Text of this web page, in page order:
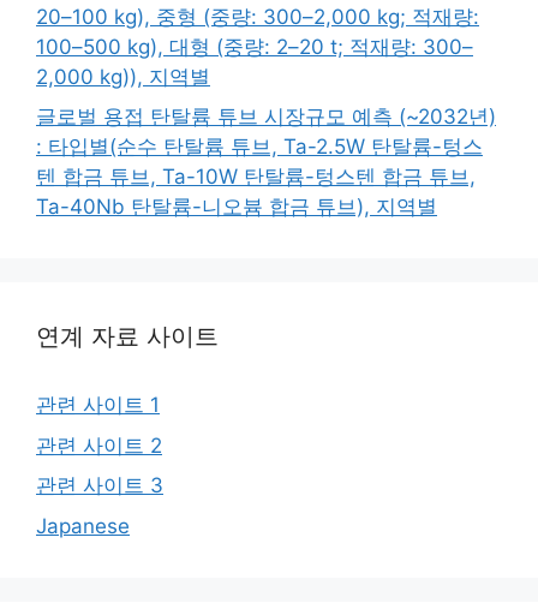
20–100 kg), 중형 (중량: 300–2,000 kg; 적재량:
100–500 kg), 대형 (중량: 2–20 t; 적재량: 300–
2,000 kg)), 지역별
글로벌 용접 탄탈륨 튜브 시장규모 예측 (~2032년)
: 타입별(순수 탄탈륨 튜브, Ta-2.5W 탄탈륨-텅스
텐 합금 튜브, Ta-10W 탄탈륨-텅스텐 합금 튜브,
Ta-40Nb 탄탈륨-니오븀 합금 튜브), 지역별
연계 자료 사이트
관련 사이트 1
관련 사이트 2
관련 사이트 3
Japanese